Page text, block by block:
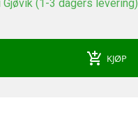
Gjøvik (1-3 dagers levering)
add_shopping_cart KJØP